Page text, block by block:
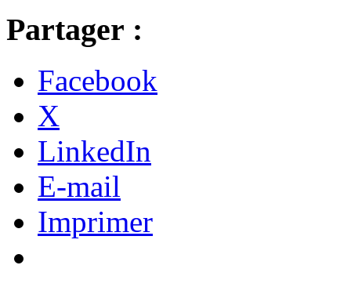
Partager :
Facebook
X
LinkedIn
E-mail
Imprimer